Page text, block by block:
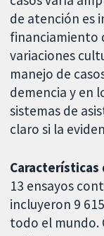
de atención es
financiamiento
variaciones
manejo de
demencia y en
sistemas de
claro si la
13 ensayos
incluyeron 9
todo el mundo.